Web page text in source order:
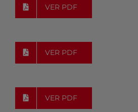
VER PDF
VER PDF
VER PDF